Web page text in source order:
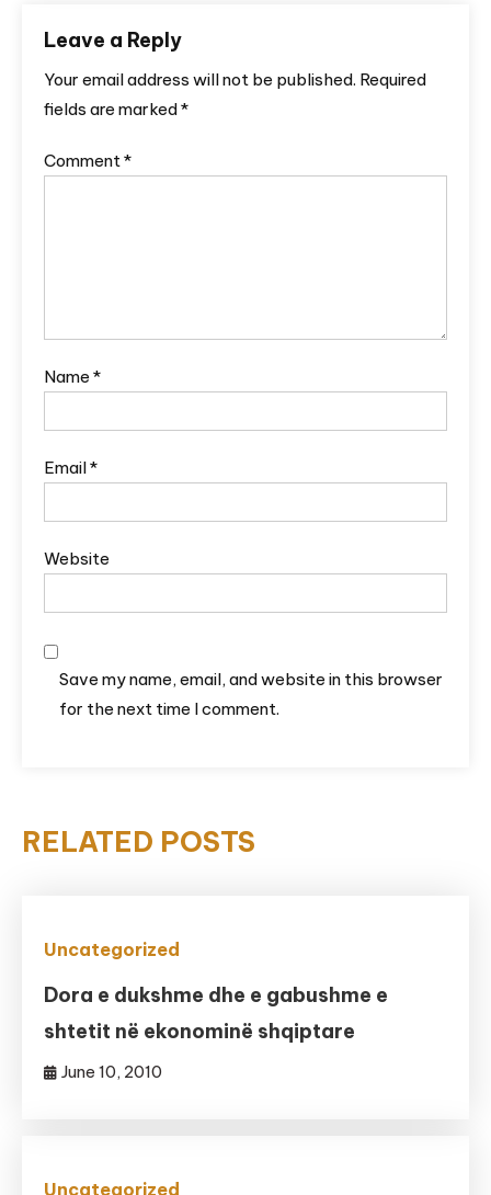
Leave a Reply
Your email address will not be published. Required
fields are marked*
Comment*
Name *
Email*
Website
Save my name, email, and website in this browser
for the next time I comment.
RELATED POSTS
Uncategorized
Dora e dukshme dhe e gabushme e
shtetit në ekonominë shqiptare
June 10, 2010
Uncategorized